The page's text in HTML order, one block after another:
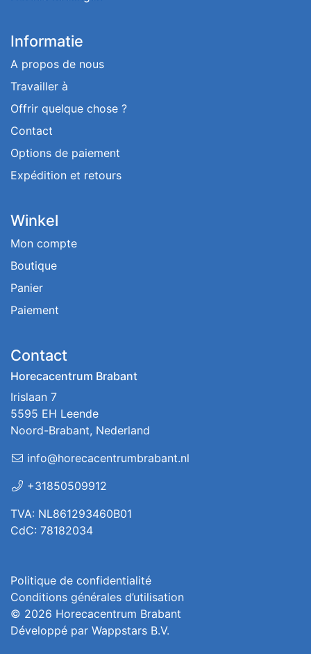
Informatie
A propos de nous
Travailler à
Offrir quelque chose ?
Contact
Options de paiement
Expédition et retours
Winkel
Mon compte
Boutique
Panier
Paiement
Contact
Horecacentrum Brabant
Irislaan 7
5595 EH Leende
Noord-Brabant, Nederland
info@horecacentrumbrabant.nl
+31850509912
TVA: NL861293460B01
CdC: 78182034
Politique de confidentialité
Conditions générales d’utilisation
© 2026 Horecacentrum Brabant
Développé par Wappstars B.V.